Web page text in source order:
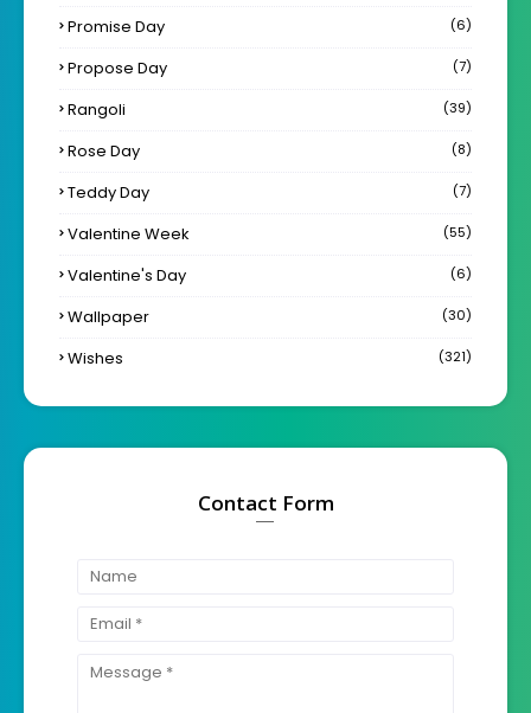
Promise Day (6)
Propose Day (7)
Rangoli (39)
Rose Day (8)
Teddy Day (7)
Valentine Week (55)
Valentine's Day (6)
Wallpaper (30)
Wishes (321)
Contact Form